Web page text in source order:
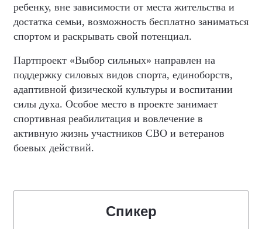
ребенку, вне зависимости от места жительства и
достатка семьи, возможность бесплатно заниматься
спортом и раскрывать свой потенциал.
Партпроект «Выбор сильных» направлен на
поддержку силовых видов спорта, единоборств,
адаптивной физической культуры и воспитании
силы духа. Особое место в проекте занимает
спортивная реабилитация и вовлечение в
активную жизнь участников СВО и ветеранов
боевых действий.
Спикер